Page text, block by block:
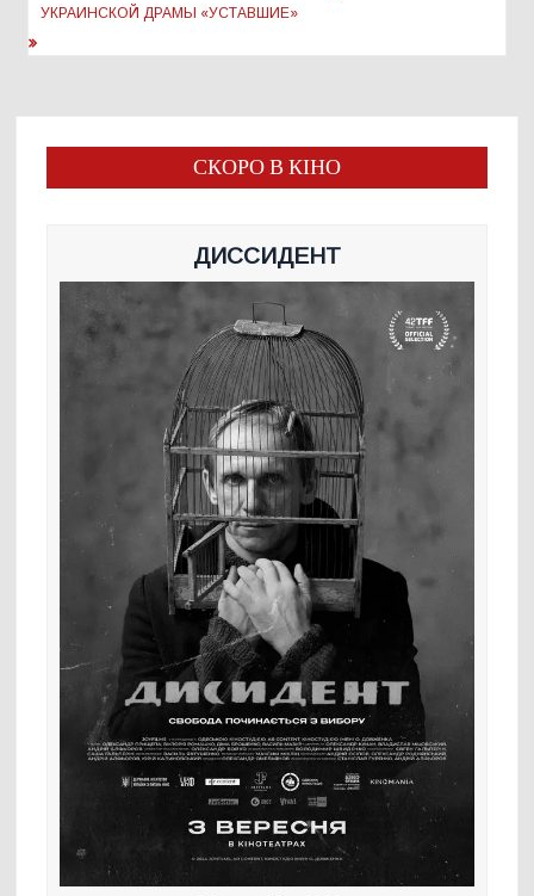
УКРАИНСКОЙ ДРАМЫ «УСТАВШИЕ»
СКОРО В КІНО
ДИССИДЕНТ